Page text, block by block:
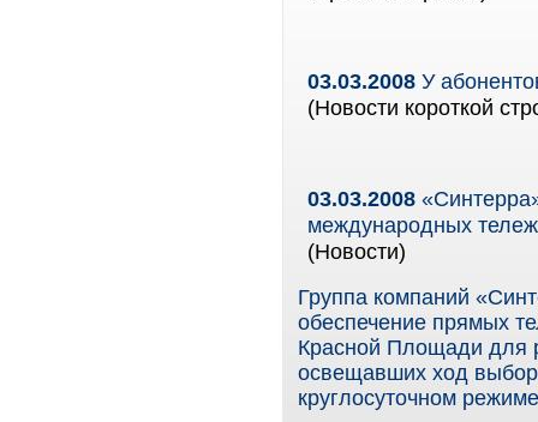
03.03.2008 У
(Новости короткой
03.03.2008
международных
(Новости)
Группа компаний
обеспечение прямых
Красной Площади для
освещавших ход
круглосуточном